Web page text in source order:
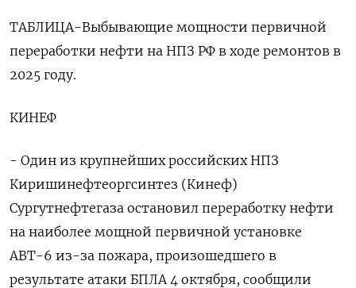
ТАБЛИЦА-Выбывающие мощности первичной
переработки нефти на НПЗ РФ в ходе ремонтов в
2025 году.
КИНЕФ
- Один из крупнейших российских НПЗ
Киришинефтеоргсинтез (Кинеф)
Сургутнефтегаза остановил переработку нефти
на наиболее мощной первичной установке
АВТ-6 из-за пожара, произошедшего в
результате атаки БПЛА 4 октября, сообщили